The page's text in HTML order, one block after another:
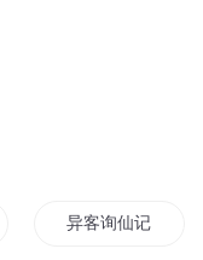
异客询仙记